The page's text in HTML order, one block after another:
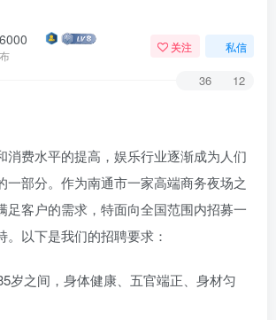
关注 私信
36 12
消费水平的提高，娱乐行业逐渐成为人们
一部分。作为南通市一家高端商务夜场之
足客户的需求，特面向全国范围内招募一
。以下是我们的招聘要求：
岁之间，身体健康、五官端正、身材匀